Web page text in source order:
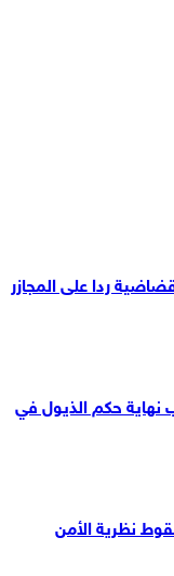
ردا على المجازر
حكم الذيول في
نظرية الأمن